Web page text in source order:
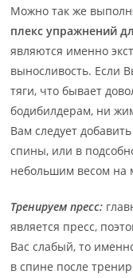
Можно так же
плекс уп­раж­не­ний
являются имен­но
выносливость. Если
тя­ги, что бывает
бодибилдерам, ни
Вам следует
спи­ны, или в
небольшим весом на
Тренируем пресс:
является пресс,
Вас слабый, то
в спи­не пос­ле